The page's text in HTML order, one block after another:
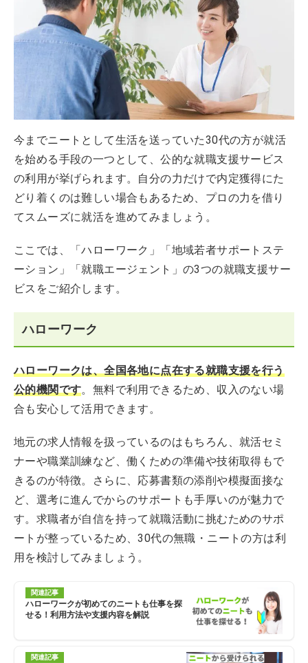
今までニートとして生活を送っていた30代の方が就活
を始める手段の一つとして、公的な就職支援サービス
の利用が挙げられます。自分の力だけで内定獲得にた
どり着くのは難しい場合もあるため、プロの力を借り
てスムーズに就活を進めてみましょう。
ここでは、「ハローワーク」「地域若者サポートステ
ーション」「就職エージェント」の3つの就職支援サー
ビスをご紹介します。
ハローワーク
ハローワークは、全国各地に点在する就職支援を行う
公的機関です。無料で利用できるため、収入のない場
合も安心して活用できます。
地元の求人情報を扱っているのはもちろん、就活セミ
ナーや職業訓練など、働くための準備や技術取得もで
きるのが特徴。さらに、応募書類の添削や模擬面接な
ど、選考に進んでからのサポートも手厚いのが魅力で
す。求職者が自信を持って就職活動に挑むためのサポ
ートが整っているため、30代の無職・ニートの方は利
用を検討してみましょう。
関連記事
ハローワークが初めてのニートも仕事を探
せる！利用方法や支援内容を解説
関連記事